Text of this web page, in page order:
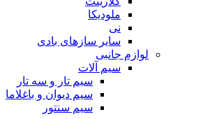
ملودیکا
نی
سایر سازهای بادی
لوازم جانبی
سیم آلات
سیم تار و سه تار
سیم دیوان و باغلاما
سیم سنتور